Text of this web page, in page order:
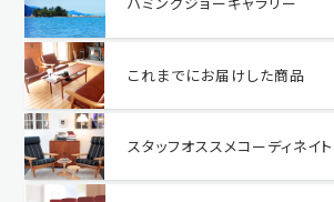
これまでにお届けした商品
スタッフオススメコーディネイト